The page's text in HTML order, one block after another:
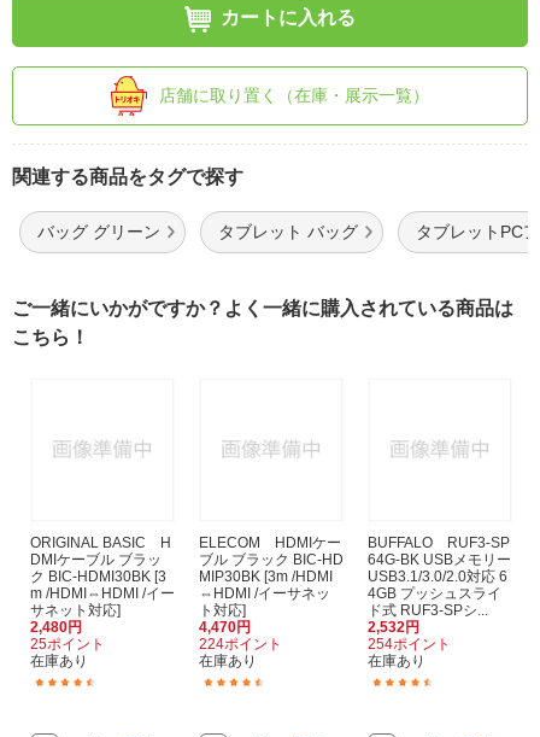
カートに入れる
店舗に取り置く（在庫・展示一覧）
関連する商品をタグで探す
バッグ グリーン タブレット バッグ タブレットPC
ご一緒にいかがですか？よく一緒に購入されている商品は
こちら！
ORIGINAL BASIC H
DMIケーブル ブラッ
ク BIC-HDMI30BK [3
m /HDMI⇔HDMI /イー
サネット対応]
2,480円
25ポイント
在庫あり
ELECOM HDMIケー
ブル ブラック BIC-HD
MIP30BK [3m /HDMI
⇔HDMI /イーサネッ
ト対応]
4,470円
224ポイント
在庫あり
BUFFALO RUF3-SP
64G-BK USBメモリー
USB3.1/3.0/2.0対応 6
4GB プッシュスライ
ド式 RUF3-SPシ...
2,532円
254ポイント
在庫あり